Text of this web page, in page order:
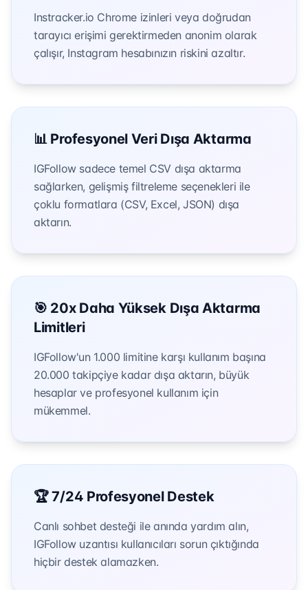
Instracker.io Chrome izinleri veya doğrudan
tarayıcı erişimi gerektirmeden anonim olarak
çalışır, Instagram hesabınızın riskini azaltır.
📊 Profesyonel Veri Dışa Aktarma
IGFollow sadece temel CSV dışa aktarma
sağlarken, gelişmiş filtreleme seçenekleri ile
çoklu formatlara (CSV, Excel, JSON) dışa
aktarın.
🎯 20x Daha Yüksek Dışa Aktarma
Limitleri
IGFollow'un 1.000 limitine karşı kullanım başına
20.000 takipçiye kadar dışa aktarın, büyük
hesaplar ve profesyonel kullanım için
mükemmel.
🏆 7/24 Profesyonel Destek
Canlı sohbet desteği ile anında yardım alın,
IGFollow uzantısı kullanıcıları sorun çıktığında
hiçbir destek alamazken.